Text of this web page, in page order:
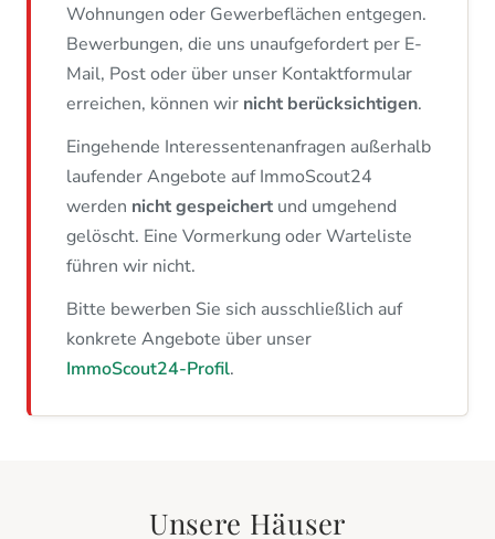
Wohnungen oder Gewerbeflächen entgegen.
Bewerbungen, die uns unaufgefordert per E-
Mail, Post oder über unser Kontaktformular
erreichen, können wir nicht berücksichtigen.
Eingehende Interessentenanfragen außerhalb
laufender Angebote auf ImmoScout24
werden nicht gespeichert und umgehend
gelöscht. Eine Vormerkung oder Warteliste
führen wir nicht.
Bitte bewerben Sie sich ausschließlich auf
konkrete Angebote über unser
ImmoScout24-Profil.
Unsere Häuser